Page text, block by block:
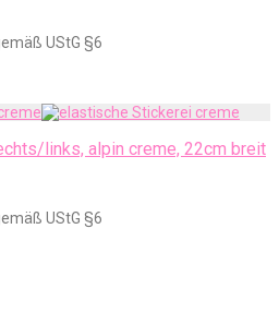
UStG §6
links, alpin creme, 22cm breit
UStG §6